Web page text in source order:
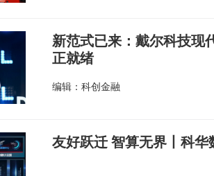
新范式已来：戴尔科技现
正就绪
编辑：科创金融
友好跃迁 智算无界丨科华